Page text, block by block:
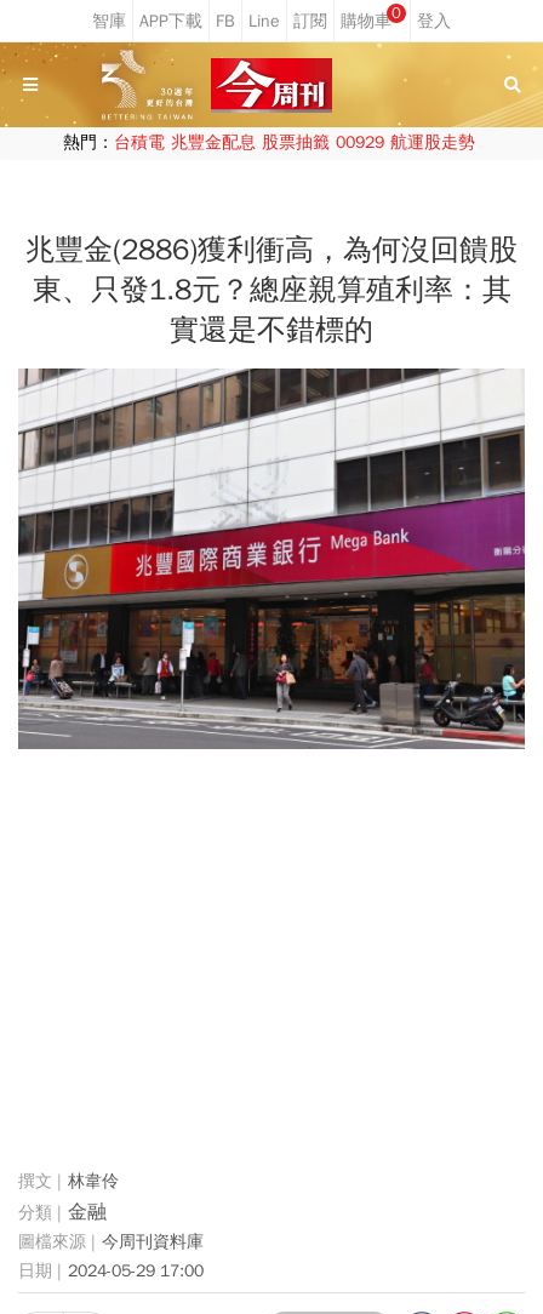
0
熱門： 台積電 兆豐金配息 股票抽籤 00929 航運股走勢
兆豐金(2886)獲利衝高，為何沒回饋股
東、只發1.8元？總座親算殖利率：其
實還是不錯標的
林韋伶
金融
今周刊資料庫
2024-05-29 17:00